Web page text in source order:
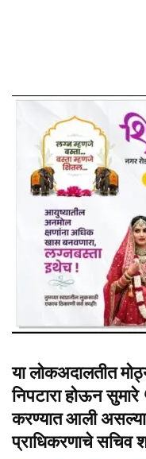
या लोकअदालतीत
निपटारा होऊन
करण्यात आली
प्राधिकरणाचे सचिव